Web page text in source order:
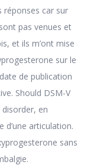
réponses car sur
pas venues et
et ils m’ont mise
sur le
de publication
Should DSM-V
disorder, en
d’une articulation.
sans